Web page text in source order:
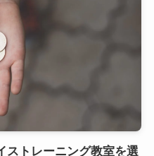
ストレーニング教室を選